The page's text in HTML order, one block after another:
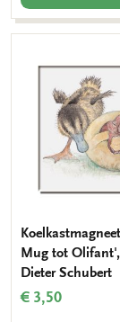
Mug tot
Dieter Schubert
€ 3,50